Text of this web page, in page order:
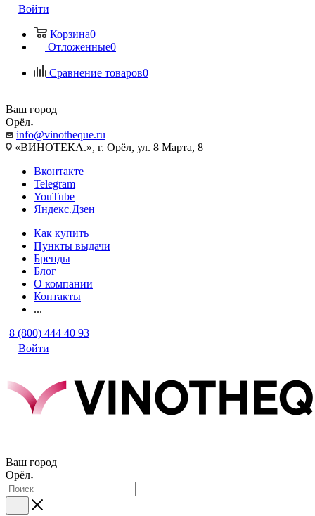
Войти
Корзина0
Отложенные0
Сравнение товаров0
Ваш город
Орёл
info@vinotheque.ru
«ВИНОТЕКА.», г. Орёл, ул. 8 Марта, 8
Вконтакте
Telegram
YouTube
Яндекс.Дзен
Как купить
Пункты выдачи
Бренды
Блог
О компании
Контакты
...
8 (800) 444 40 93
Войти
Ваш город
Орёл